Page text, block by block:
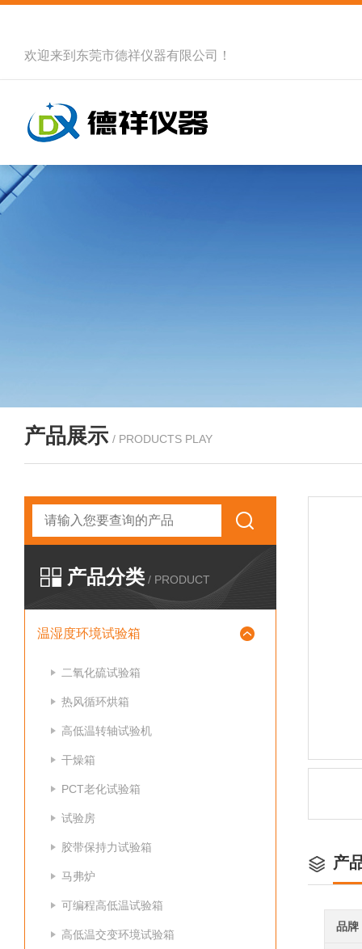
欢迎来到 东莞市德祥仪器有限公司 ！
产品展示 / PRODUCTS PLAY
产品分类 / PRODUCT
温湿度环境试验箱
二氧化硫试验箱
热风循环烘箱
高低温转轴试验机
干燥箱
PCT老化试验箱
试验房
胶带保持力试验箱
马弗炉
可编程高低温试验箱
高低温交变环境试验箱
产
品牌